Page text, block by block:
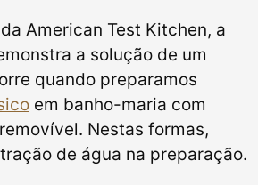
American Test Kitchen, a
a solução de um
quando preparamos
em banho-maria com
Nestas formas,
de água na preparação.